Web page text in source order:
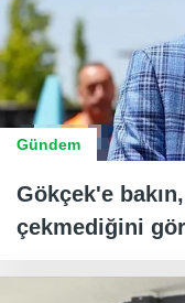
Gündem
Gökçek'e
çekmediğini